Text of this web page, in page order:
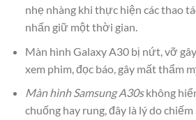
nhẹ nhàng khi thực hiện các thao
nhấn giữ một thời gian.
Màn hình Galaxy A30 bị nứt, vỡ
xem phim, đọc báo, gây mất thẩm
Màn hình Samsung A30skhông
chuống hay rung, đây là lý do chiếm